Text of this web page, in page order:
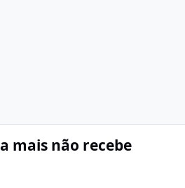
mais não recebe